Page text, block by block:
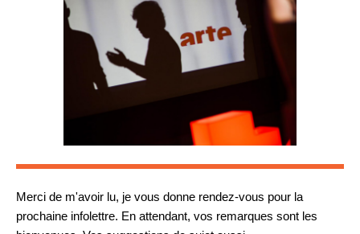
Merci de m'avoir lu, je vous donne rendez-vous pour la
prochaine infolettre. En attendant, vos remarques sont les